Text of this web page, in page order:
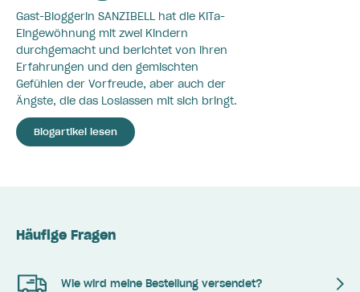
Gast-Bloggerin SANZIBELL hat die KiTa-
Eingewöhnung mit zwei Kindern
durchgemacht und berichtet von ihren
Erfahrungen und den gemischten
Gefühlen der Vorfreude, aber auch der
Ängste, die das Loslassen mit sich bringt.
Blogartikel lesen
Häufige Fragen
Wie wird meine Bestellung versendet?